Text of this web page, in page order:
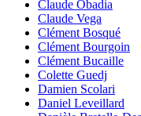
Claude Obadia
Claude Vega
Clément Bosqué
Clément Bourgoin
Clément Bucaille
Colette Guedj
Damien Scolari
Daniel Leveillard